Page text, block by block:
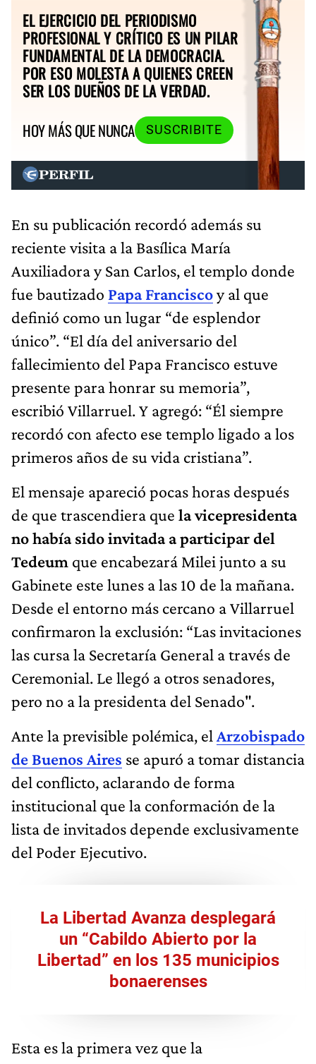
EL EJERCICIO DEL PERIODISMO
PROFESIONAL Y CRÍTICO ES UN PILAR
FUNDAMENTAL DE LA DEMOCRACIA.
POR ESO MOLESTA A QUIENES CREEN
SER LOS DUEÑOS DE LA VERDAD.
HOY MÁS QUE NUNCA
SUSCRIBITE
En su publicación recordó además su
reciente visita a la Basílica María
Auxiliadora y San Carlos, el templo donde
fue bautizado Papa Franciscoy al que
definió como un lugar “de esplendor
único”. “El día del aniversario del
fallecimiento del Papa Francisco estuve
presente para honrar su memoria”,
escribió Villarruel. Y agregó: “Él siempre
recordó con afecto ese templo ligado a los
primeros años de su vida cristiana”.
El mensaje apareció pocas horas después
de que trascendiera que la vicepresidenta
no había sido invitada a participar del
Tedeum que encabezará Milei junto a su
Gabinete este lunes a las 10 de la mañana.
Desde el entorno más cercano a Villarruel
confirmaron la exclusión: “Las invitaciones
las cursa la Secretaría General a través de
Ceremonial. Le llegó a otros senadores,
pero no a la presidenta del Senado".
Ante la previsible polémica, el Arzobispado
de Buenos Aires se apuró a tomar distancia
del conflicto, aclarando de forma
institucional que la conformación de la
lista de invitados depende exclusivamente
del Poder Ejecutivo.
La Libertad Avanza desplegará
un “Cabildo Abierto por la
Libertad” en los 135 municipios
bonaerenses
Esta es la primera vez que la